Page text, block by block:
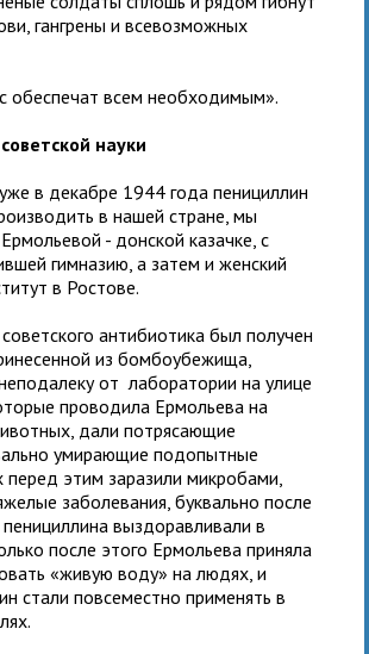
гангрены и всевозможных
обеспечат всем необходимым».
науки
в декабре 1944 года пенициллин
в нашей стране, мы
- донской казачке, с
гимназию, а затем и женский
в Ростове.
антибиотика был получен
из бомбоубежища,
от лаборатории на улице
проводила Ермольева на
дали потрясающие
умирающие подопытные
перед этим заразили микробами,
заболевания, буквально после
выздоравливали в
после этого Ермольева приняла
«живую воду» на людях, и
стали повсеместно применять в